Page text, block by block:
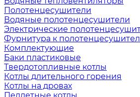
Полотенцесушители
Водяные полотенцесушители
Электрические
Фурнитура к
Комплектующие
Баки пластиковые
Твердотопливные котлы
Котлы длительного горения
Котлы на дровах